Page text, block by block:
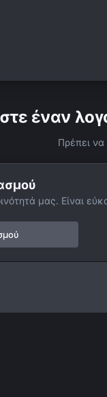
έναν
Πρέπει να
μας. Είναι